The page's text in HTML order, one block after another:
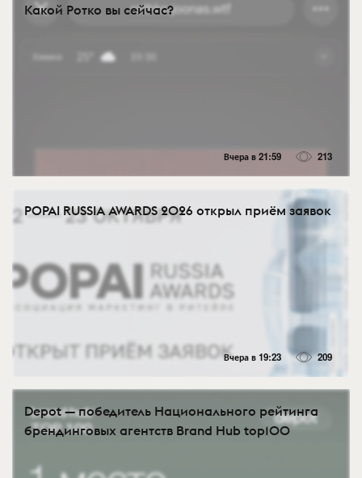
Какой Ротко вы сейчас?
Вчера в 21:59 213
POPAI RUSSIA AWARDS 2026 открыл приём заявок
Вчера в 19:23 209
Depot — победитель Национального рейтинга
брендинговых агентств Brand Hub top100